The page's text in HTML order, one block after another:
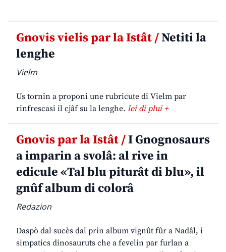
Gnovis vielis par la Istât /Netiti la
lenghe
Vielm
Us tornin a proponi une rubricute di Vielm par
rinfrescasi il cjâf su la lenghe. lei di plui +
Gnovis par la Istât /I Gnognosaurs
a imparin a svolâ: al rive in
edicule «Tal blu piturât di blu», il
gnûf album di colorâ
Redazion
Daspò dal sucès dal prin album vignût fûr a Nadâl, i
simpatics dinosauruts che a fevelin par furlan a